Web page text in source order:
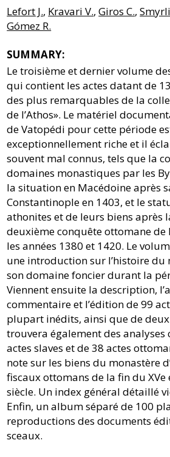
Lefort J., Kravari V.,Giros C.,
Gómez R.
SUMMARY:
Le troisième et dernier volume
qui contient les actes datant de
des plus remarquables de la
de l’Athos». Le matériel
de Vatopédi pour cette période
exceptionnellement riche et il
souvent mal connus, tels que la
domaines monastiques par les
la situation en Macédoine après
Constantinople en 1403, et le
athonites et de leurs biens après
deuxième conquête ottomane de
les années 1380 et 1420. Le
une introduction sur l’histoire du
son domaine foncier durant la
Viennent ensuite la description,
commentaire et l’édition de 99
plupart inédits, ainsi que de
trouvera également des analyses
actes slaves et de 38 actes
note sur les biens du monastère
fiscaux ottomans de la fin du
siècle. Un index général détaillé
Enfin, un album séparé de 100
reproductions des documents
sceaux.